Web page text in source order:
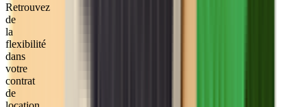
Retrouvez
de
la
flexibilité
dans
votre
contrat
de